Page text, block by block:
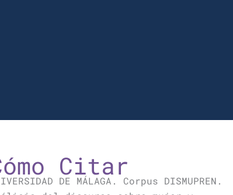
Citar
DE MÁLAGA. Corpus DISMUPREN.